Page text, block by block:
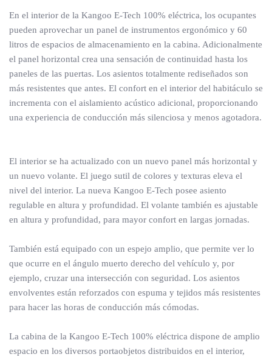
En el interior de la Kangoo E-Tech 100% eléctrica, los ocupantes
pueden aprovechar un panel de instrumentos ergonómico y 60
litros de espacios de almacenamiento en la cabina. Adicionalmente
el panel horizontal crea una sensación de continuidad hasta los
paneles de las puertas. Los asientos totalmente rediseñados son
más resistentes que antes. El confort en el interior del habitáculo se
incrementa con el aislamiento acústico adicional, proporcionando
una experiencia de conducción más silenciosa y menos agotadora.
El interior se ha actualizado con un nuevo panel más horizontal y
un nuevo volante. El juego sutil de colores y texturas eleva el
nivel del interior. La nueva Kangoo E-Tech posee asiento
regulable en altura y profundidad. El volante también es ajustable
en altura y profundidad, para mayor confort en largas jornadas.
También está equipado con un espejo amplio, que permite ver lo
que ocurre en el ángulo muerto derecho del vehículo y, por
ejemplo, cruzar una intersección con seguridad. Los asientos
envolventes están reforzados con espuma y tejidos más resistentes
para hacer las horas de conducción más cómodas.
La cabina de la Kangoo E-Tech 100% eléctrica dispone de amplio
espacio en los diversos portaobjetos distribuidos en el interior,